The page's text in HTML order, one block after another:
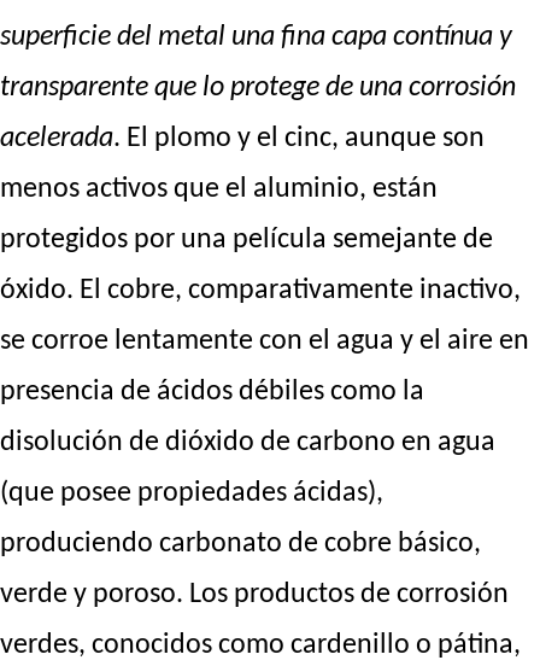
superficie del metal una fina capa contínua y
transparente que lo protege de una corrosión
acelerada. El plomo y el cinc, aunque son
menos activos que el aluminio, están
protegidos por una película semejante de
óxido. El cobre, comparativamente inactivo,
se corroe lentamente con el agua y el aire en
presencia de ácidos débiles como la
disolución de dióxido de carbono en agua
(que posee propiedades ácidas),
produciendo carbonato de cobre básico,
verde y poroso. Los productos de corrosión
verdes, conocidos como cardenillo o pátina,